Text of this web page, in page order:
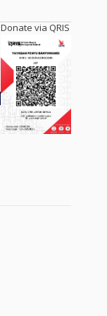
Donate via QRIS